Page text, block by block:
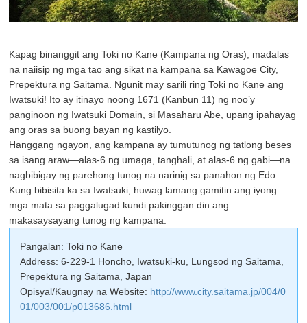
Kapag binanggit ang Toki no Kane (Kampana ng Oras), madalas
na naiisip ng mga tao ang sikat na kampana sa Kawagoe City,
Prepektura ng Saitama. Ngunit may sarili ring Toki no Kane ang
Iwatsuki! Ito ay itinayo noong 1671 (Kanbun 11) ng noo’y
panginoon ng Iwatsuki Domain, si Masaharu Abe, upang ipahayag
ang oras sa buong bayan ng kastilyo.
Hanggang ngayon, ang kampana ay tumutunog ng tatlong beses
sa isang araw—alas-6 ng umaga, tanghali, at alas-6 ng gabi—na
nagbibigay ng parehong tunog na narinig sa panahon ng Edo.
Kung bibisita ka sa Iwatsuki, huwag lamang gamitin ang iyong
mga mata sa paggalugad kundi pakinggan din ang
makasaysayang tunog ng kampana.
Pangalan: Toki no Kane
Address: 6-229-1 Honcho, Iwatsuki-ku, Lungsod ng Saitama,
Prepektura ng Saitama, Japan
Opisyal/Kaugnay na Website: http://www.city.saitama.jp/004/0
01/003/001/p013686.html